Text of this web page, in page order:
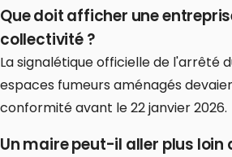
Que doit afficher une
collectivité ?
La signalétique officielle de l'arrêté
espaces fumeurs aménagés
conformité avant le 22 janvier 2026.
Un maire peut-il aller plus loin